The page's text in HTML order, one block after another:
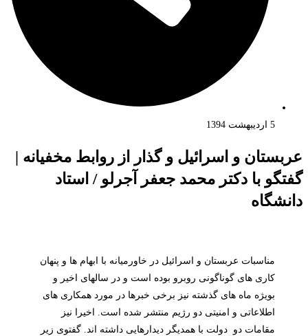
5 اردیبهشت 1394
عربستان و اسرائیل و گذار از روابط مخفیانه |
گفتگو با دکتر محمد جعفر آجرلو / استاد
دانشگاه
مناسبات عربستان و اسرائیل در خاورمیانه با ابهام ها و پنهان
کاری های گوناگونی روبرو بوده است و در سالهای اخیر و
بویژه ماه های گذشته نیز برخی خبرها در مورد همکاری های
اطلاعاتی و امنیتی دو رژیم منتشر شده است. اخیرا نیز
مقامات دو دولت با همدیگر دیدارهایی داشته اند. گفتوی زیر